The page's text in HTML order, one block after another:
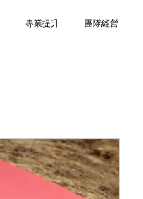
專業提升 團隊經營